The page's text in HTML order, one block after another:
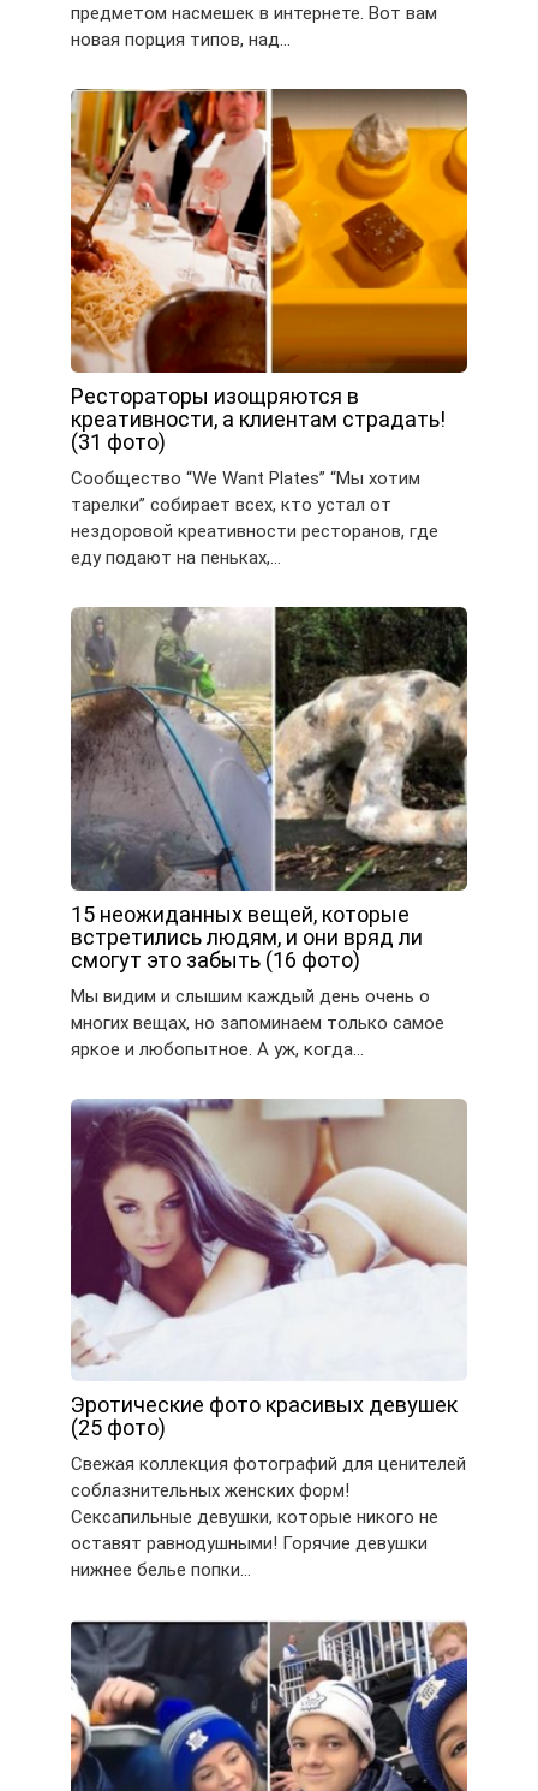
предметом насмешек в интернете. Вот вам
новая порция типов, над…
Рестораторы изощряются в
креативности, а клиентам страдать!
(31 фото)
Сообщество “We Want Plates” “Мы хотим
тарелки” собирает всех, кто устал от
нездоровой креативности ресторанов, где
еду подают на пеньках,…
15 неожиданных вещей, которые
встретились людям, и они вряд ли
смогут это забыть (16 фото)
Мы видим и слышим каждый день очень о
многих вещах, но запоминаем только самое
яркое и любопытное. А уж, когда…
Эротические фото красивых девушек
(25 фото)
Свежая коллекция фотографий для ценителей
соблазнительных женских форм!
Сексапильные девушки, которые никого не
оставят равнодушными! Горячие девушки
нижнее белье попки…